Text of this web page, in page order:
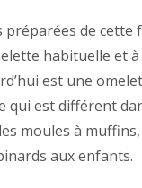
de
habituelle et
est une
est différent
moules à
aux enfants.